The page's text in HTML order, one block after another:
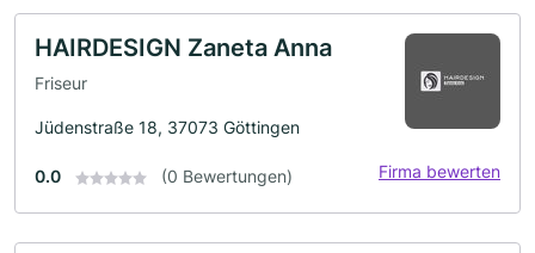
HAIRDESIGN Zaneta Anna
Friseur
Jüdenstraße 18, 37073 Göttingen
0.0 (0 Bewertungen) Firma bewerten